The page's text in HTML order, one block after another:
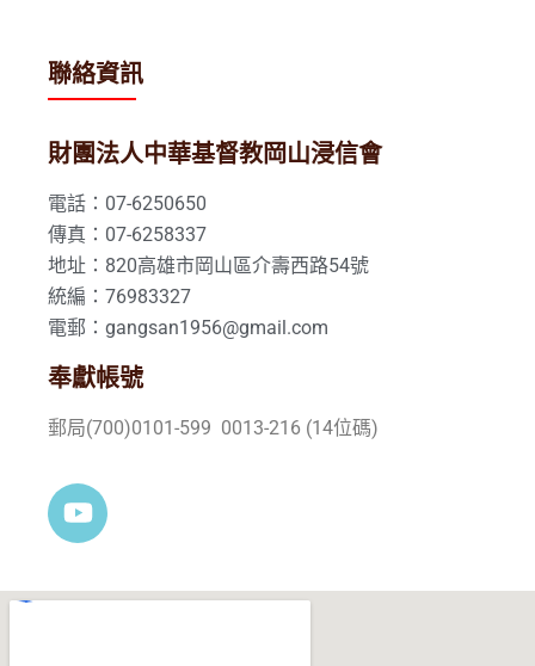
聯絡資訊
財團法人中華基督教岡山浸信會
電話：07-6250650
傳真：07-6258337
地址：820高雄市岡山區介壽西路54號
統編：76983327
電郵：gangsan1956@gmail.com
奉獻帳號
郵局(700)0101-599 0013-216 (14位碼)